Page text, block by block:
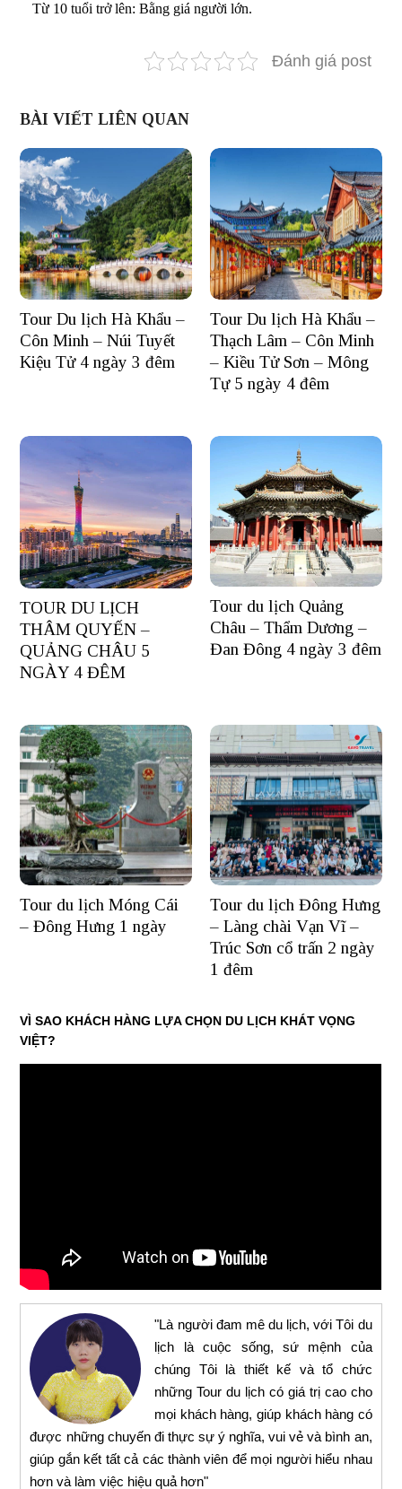
Từ 10 tuổi trở lên: Bằng giá người lớn.
Đánh giá post
BÀI VIẾT LIÊN QUAN
Tour Du lịch Hà Khẩu –
Côn Minh – Núi Tuyết
Kiệu Tử 4 ngày 3 đêm
Tour Du lịch Hà Khẩu –
Thạch Lâm – Côn Minh
– Kiều Tử Sơn – Mông
Tự 5 ngày 4 đêm
TOUR DU LỊCH
THÂM QUYẾN –
QUẢNG CHÂU 5
NGÀY 4 ĐÊM
Tour du lịch Quảng
Châu – Thẩm Dương –
Đan Đông 4 ngày 3 đêm
Tour du lịch Móng Cái
– Đông Hưng 1 ngày
Tour du lịch Đông Hưng
– Làng chài Vạn Vĩ –
Trúc Sơn cổ trấn 2 ngày
1 đêm
VÌ SAO KHÁCH HÀNG LỰA CHỌN DU LỊCH KHÁT VỌNG
VIỆT?
"Là người đam mê du lịch, với Tôi du
lịch là cuộc sống, sứ mệnh của
chúng Tôi là thiết kế và tổ chức
những Tour du lịch có giá trị cao cho
mọi khách hàng, giúp khách hàng có
được những chuyến đi thực sự ý nghĩa, vui vẻ và bình an,
giúp gắn kết tất cả các thành viên để mọi người hiểu nhau
hơn và làm việc hiệu quả hơn"